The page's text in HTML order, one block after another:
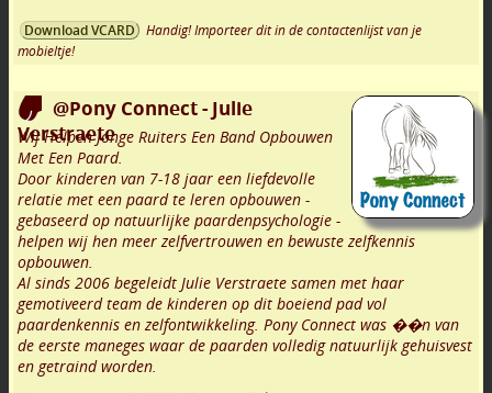
Download VCARD
Handig! Importeer dit in de contactenlijst van je
mobieltje!
@Pony Connect - Julie
Verstraete
Wij Helpen Jonge Ruiters Een Band Opbouwen
Met Een Paard.
Door kinderen van 7-18 jaar een liefdevolle
relatie met een paard te leren opbouwen -
gebaseerd op natuurlijke paardenpsychologie -
helpen wij hen meer zelfvertrouwen en bewuste zelfkennis
opbouwen.
Al sinds 2006 begeleidt Julie Verstraete samen met haar
gemotiveerd team de kinderen op dit boeiend pad vol
paardenkennis en zelfontwikkeling. Pony Connect was ��n van
de eerste maneges waar de paarden volledig natuurlijk gehuisvest
en getraind worden.